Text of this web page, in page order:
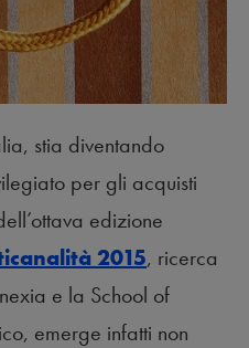
stia diventando
per gli acquisti
edizione
2015, ricerca
e la School of
emerge infatti non